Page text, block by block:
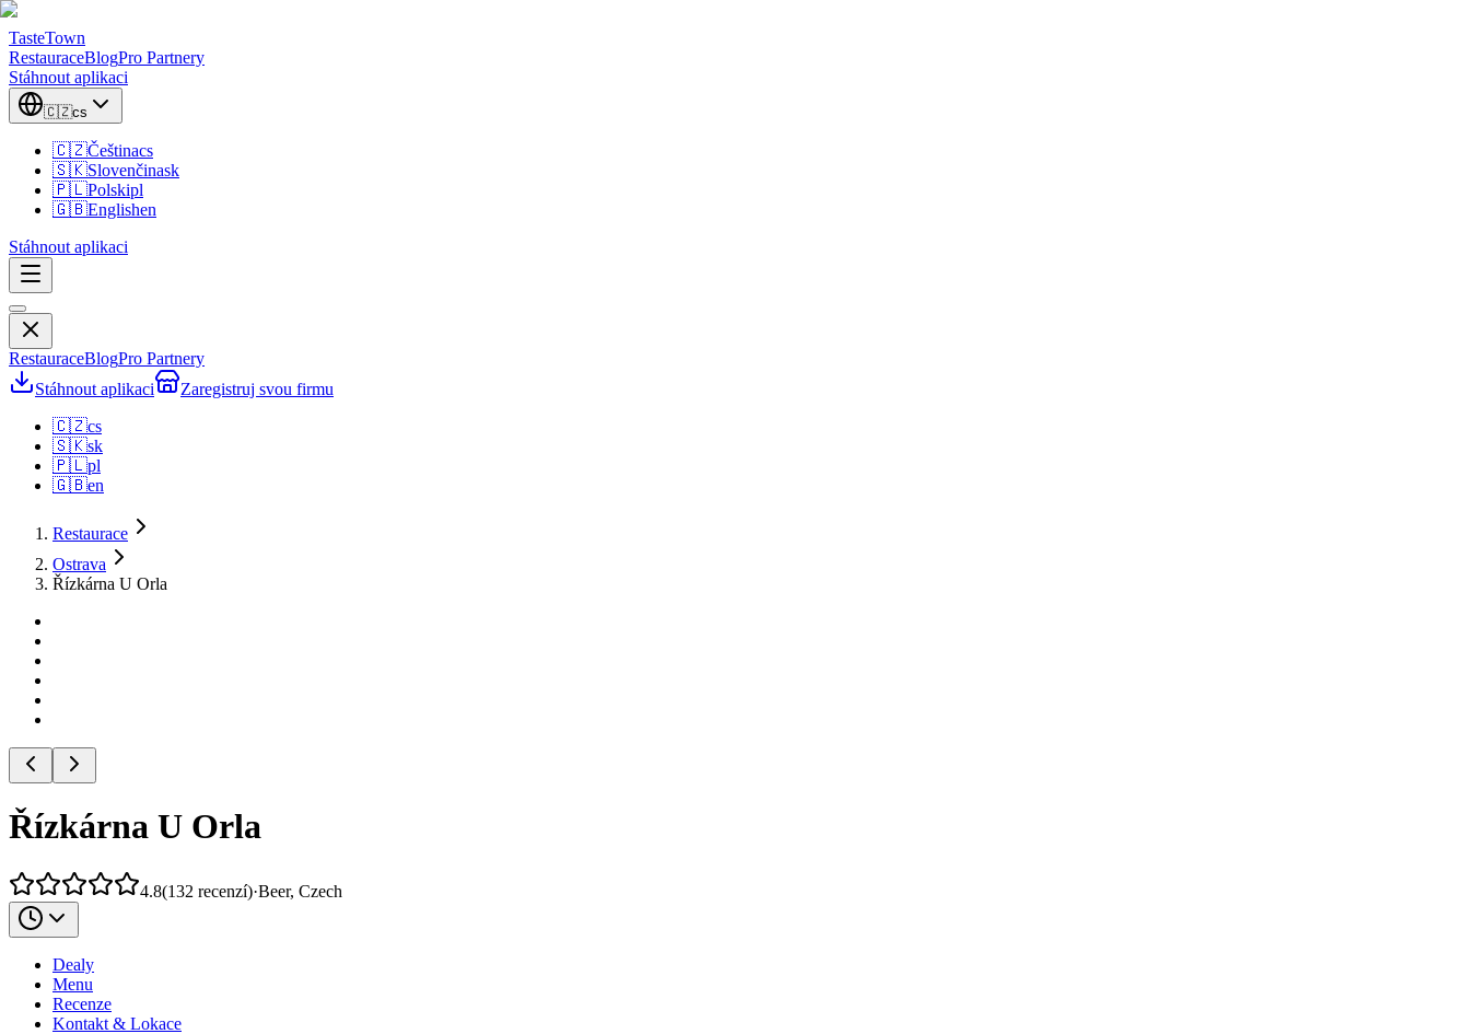
TasteTown
RestauraceBlogPro Partnery
Stáhnout aplikaci
🇨🇿cs
🇨🇿Češtinacs
🇸🇰Slovenčinask
🇵🇱Polskipl
🇬🇧Englishen
Stáhnout aplikaci
RestauraceBlogPro Partnery
Stáhnout aplikaci
Zaregistruj svou firmu
🇨🇿cs
🇸🇰sk
🇵🇱pl
🇬🇧en
Restaurace
Ostrava
Řízkárna U Orla
Řízkárna U Orla
4.8(132 recenzí)·Beer, Czech
Dealy
Menu
Recenze
Kontakt & Lokace